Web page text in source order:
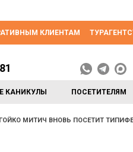
КЛИЕНТАМ
КАНИКУЛЫ ПОСЕТИТЕЛЯМ
ГОЙКО МИТИЧ ВНОВЬ ПОСЕТИТ